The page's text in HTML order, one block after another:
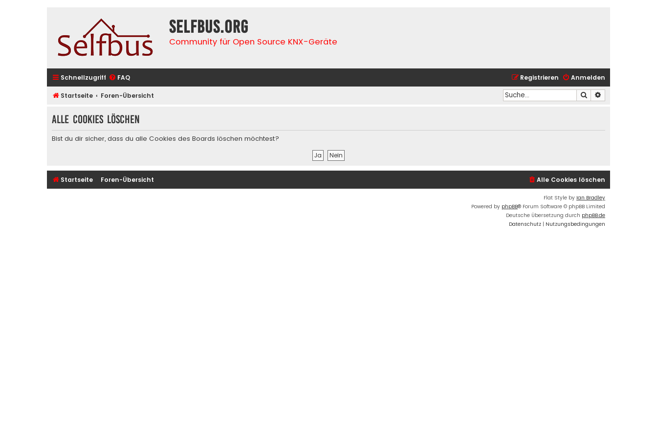
selfbus.org
Community für Open Source KNX-Geräte
Schnellzugriff FAQ Anmelden
Registrieren
Startseite Foren-Übersicht Suche
Alle Cookies löschen
Bist du dir sicher, dass du alle Cookies des Boards löschen möchtest?
Startseite Foren-Übersicht Alle Cookies löschen
Flat Style by Ian Bradley
Powered by phpBB® Forum Software © phpBB Limited
Deutsche Übersetzung durch phpBB.de
Datenschutz | Nutzungsbedingungen